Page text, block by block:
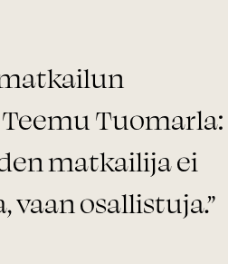
Tuomarla:
matkailija ei
vaan osallistuja.”